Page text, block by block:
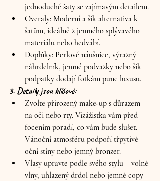
jednoduché šaty se zajímavým detailem.
Overaly: Moderní a šik alternativa k
šatům, ideálně z jemného splývavého
materiálu nebo hedvábí.
Doplňky: Perlové náušnice, výrazný
náhrdelník, jemné podvazky nebo šik
podpatky dodají fotkám punc luxusu.
3. Detaily jsou klíčové:
Zvolte přirozený make-up s důrazem
na oči nebo rty. Vizážistka vám před
focením poradí, co vám bude slušet.
Vánoční atmosféru podpoří třpytivé
oční stíny nebo jemný bronzer.
Vlasy upravte podle svého stylu – volné
vlny, uhlazený drdol nebo jemné copy